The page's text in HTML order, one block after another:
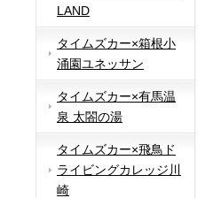
LAND
タイムズカー×箱根小
涌園ユネッサン
タイムズカー×有馬温
泉 太閤の湯
タイムズカー×飛鳥ド
ライビングカレッジ川
崎